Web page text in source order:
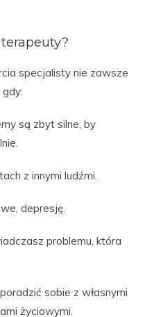
specjalisty nie zawsze
są zbyt silne, by
z innymi ludźmi.
depresję.
problemu, która
sobie z własnymi
życiowymi.